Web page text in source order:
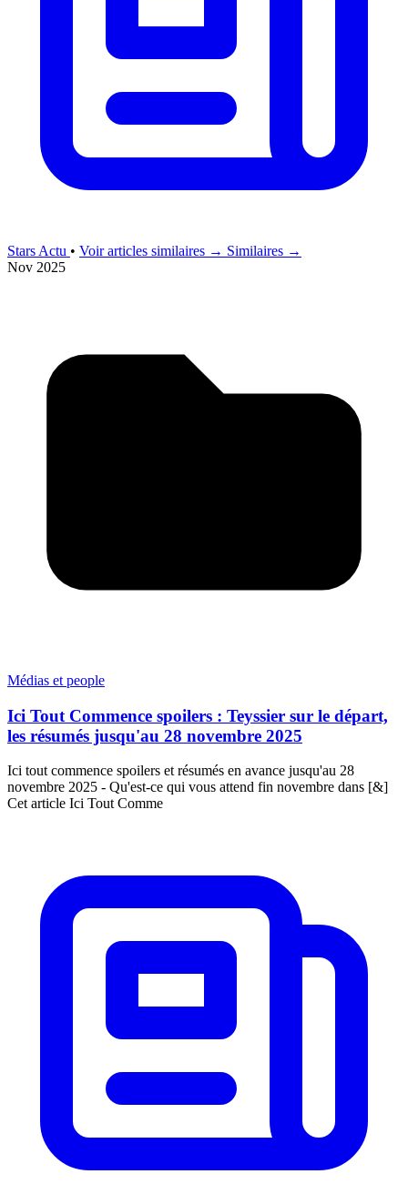
Stars Actu • Voir articles similaires → Similaires →
Nov 2025
Médias et people
Ici Tout Commence spoilers : Teyssier sur le départ,
les résumés jusqu'au 28 novembre 2025
Ici tout commence spoilers et résumés en avance jusqu'au 28
novembre 2025 - Qu'est-ce qui vous attend fin novembre dans [&]
Cet article Ici Tout Comme